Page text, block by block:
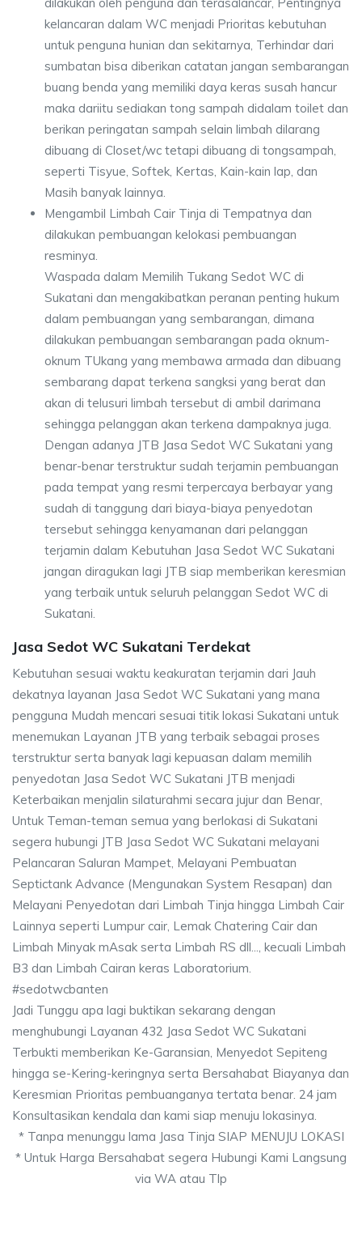
kelancaran dalam WC menjadi Prioritas kebutuhan
untuk penguna hunian dan sekitarnya, Terhindar dari
sumbatan bisa diberikan catatan jangan sembarangan
buang benda yang memiliki daya keras susah hancur
maka dariitu sediakan tong sampah didalam toilet dan
berikan peringatan sampah selain limbah dilarang
dibuang di Closet/wc tetapi dibuang di tongsampah,
seperti Tisyue, Softek, Kertas, Kain-kain lap, dan
Masih banyak lainnya.
Mengambil Limbah Cair Tinja di Tempatnya dan
dilakukan pembuangan kelokasi pembuangan
resminya.
Waspada dalam Memilih Tukang Sedot WC di
Sukatani dan mengakibatkan peranan penting hukum
dalam pembuangan yang sembarangan, dimana
dilakukan pembuangan sembarangan pada oknum-
oknum TUkang yang membawa armada dan dibuang
sembarang dapat terkena sangksi yang berat dan
akan di telusuri limbah tersebut di ambil darimana
sehingga pelanggan akan terkena dampaknya juga.
Dengan adanya JTB Jasa Sedot WC Sukatani yang
benar-benar terstruktur sudah terjamin pembuangan
pada tempat yang resmi terpercaya berbayar yang
sudah di tanggung dari biaya-biaya penyedotan
tersebut sehingga kenyamanan dari pelanggan
terjamin dalam Kebutuhan Jasa Sedot WC Sukatani
jangan diragukan lagi JTB siap memberikan keresmian
yang terbaik untuk seluruh pelanggan Sedot WC di
Sukatani.
Jasa Sedot WC Sukatani Terdekat
Kebutuhan sesuai waktu keakuratan terjamin dari Jauh
dekatnya layanan Jasa Sedot WC Sukatani yang mana
pengguna Mudah mencari sesuai titik lokasi Sukatani untuk
menemukan Layanan JTB yang terbaik sebagai proses
terstruktur serta banyak lagi kepuasan dalam memilih
penyedotan Jasa Sedot WC Sukatani JTB menjadi
Keterbaikan menjalin silaturahmi secara jujur dan Benar,
Untuk Teman-teman semua yang berlokasi di Sukatani
segera hubungi JTB Jasa Sedot WC Sukatani melayani
Pelancaran Saluran Mampet, Melayani Pembuatan
Septictank Advance (Mengunakan System Resapan) dan
Melayani Penyedotan dari Limbah Tinja hingga Limbah Cair
Lainnya seperti Lumpur cair, Lemak Chatering Cair dan
Limbah Minyak mAsak serta Limbah RS dll..., kecuali Limbah
B3 dan Limbah Cairan keras Laboratorium.
#sedotwcbanten
Jadi Tunggu apa lagi buktikan sekarang dengan
menghubungi Layanan 432 Jasa Sedot WC Sukatani
Terbukti memberikan Ke-Garansian, Menyedot Sepiteng
hingga se-Kering-keringnya serta Bersahabat Biayanya dan
Keresmian Prioritas pembuanganya tertata benar. 24 jam
Konsultasikan kendala dan kami siap menuju lokasinya.
* Tanpa menunggu lama Jasa Tinja SIAP MENUJU LOKASI
* Untuk Harga Bersahabat segera Hubungi Kami Langsung
via WA atau Tlp